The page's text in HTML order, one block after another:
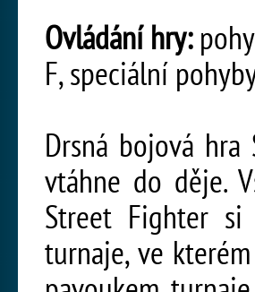
Ovládání hry:
F, speciální
Drsná bojová hra
vtáhne do děje.
Street Fighter
turnaje, ve